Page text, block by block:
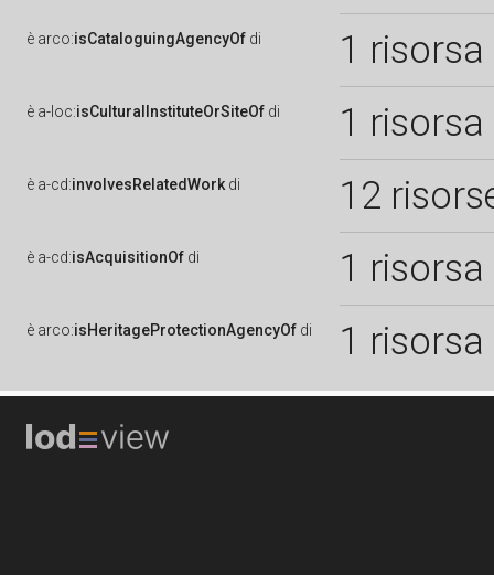
è arco:isCataloguingAgencyOf di 1 risorsa
è a-loc:isCulturalInstituteOrSiteOf di 1 risorsa
è a-cd:involvesRelatedWork di 12
è a-cd:isAcquisitionOf di 1 risorsa
è arco:isHeritageProtectionAgencyOf di 1 risorsa